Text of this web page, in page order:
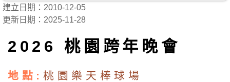
建立日期：2010-12-05
更新日期：2025-11-28
2026 桃園跨年晚會
地點: 桃園樂天棒球場